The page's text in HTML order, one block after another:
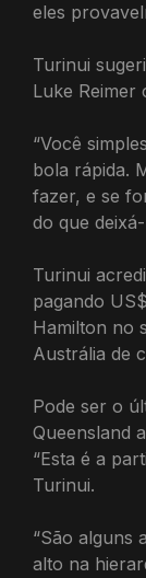
eles
Turinui
Luke Reimer
“Você
bola rápida.
fazer, e se
do que
Turinui
pagando
Hamilton no
Austrália de
Pode ser o
Queensland
“Esta é a
Turinui.
“São alguns
alto na